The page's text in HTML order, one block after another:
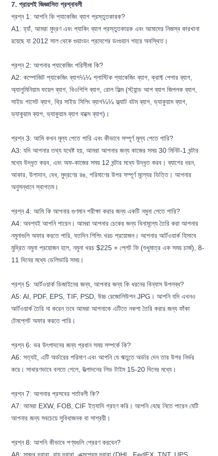
7. প্রায়শই জিজ্ঞাসিত প্রশ্নাবলী
প্রশ্ন 1: আপনি কি প্যাকেজিং ব্যাগ প্রস্তুতকারক?
A1: হ্যাঁ, আমরা মুদ্রণ এবং প্যাকিং ব্যাগ প্রস্তুতকারক এবং আমাদের নিজস্ব কারখানা
রয়েছে যা 2012 সাল থেকে গুয়াংডং প্রদেশের ডংগুয়ান শহরে অবস্থিত।
প্রশ্ন 2: আপনার প্যাকেজিং পরিসীমা কি?
A2: কম্পোজিট প্যাকেজিং ব্যাগ¼¼ প্লাস্টিক প্যাকেজিং ব্যাগ, ক্রাফ্ট পেপার ব্যাগ,
অ্যালুমিনিয়াম ফয়েল ব্যাগ, বিওপিপি ব্যাগ, রোল ফিল্ম (স্ট্যান্ড আপ ব্যাগ জিপলক ব্যাগ,
সাইড গাসেট ব্যাগ, থ্রি সাইড সিলিং ব্যাগ¼¼ ফ্ল্যাট বটম ব্যাগ, ভ্যাকুয়াম ব্যাগ,
ভ্যাকুয়াম ব্যাগ, ভ্যাকুয়াম ব্যাগ বাক্সে ব্যাগ)।
প্রশ্ন 3: আমি কখন মূল্য পেতে পারি এবং কীভাবে সম্পূর্ণ মূল্য পেতে পারি?
A3: যদি আপনার তথ্য যথেষ্ট হয়, আমরা আপনার জন্য কাজের সময় 30 মিনিট-1 ঘন্টার
মধ্যে উদ্ধৃত করব, এবং অফ-কাজের সময় 12 ঘন্টার মধ্যে উদ্ধৃত করব। ব্যাগের ধরন,
আকার, উপাদান, বেধ, মুদ্রণের রঙ, পরিমাণের উপর সম্পূর্ণ মূল্যের ভিত্তি। আপনার
অনুসন্ধানে স্বাগতম।
প্রশ্ন 4: আমি কি আপনার গুণমান পরীক্ষা করার জন্য একটি নমুনা পেতে পারি?
A4: অবশ্যই আপনি পারেন। আমরা আপনার চেকের জন্য বিনামূল্যে তৈরি করা আপনার
নমুনাগুলি অফার করতে পারি, যতদিন শিপিং খরচ প্রয়োজন। আপনার আর্টওয়ার্ক হিসাবে
মুদ্রিত নমুনা প্রয়োজন হলে, নমুনা খরচ $225 + প্লেট ফি (শুধুমাত্র এক সময় চার্জ), 8-
11 দিনের মধ্যে ডেলিভারি সময়।
প্রশ্ন 5: আর্টওয়ার্ক ডিজাইনের জন্য, আপনার জন্য কি ধরনের বিন্যাস উপলব্ধ?
A5: AI, PDF, EPS, TIF, PSD, উচ্চ রেজোলিউশন JPG। আপনি যদি এখনও
আর্টওয়ার্ক তৈরি না করেন তবে আমরা আপনাকে এটিতে নকশা তৈরি করার জন্য ফাঁকা
টেমপ্লেট অফার করতে পারি।
প্রশ্ন 6: ভর উৎপাদনের জন্য প্রধান সময় সম্পর্কে কি?
A6: সত্যই, এটি অর্ডারের পরিমাণ এবং আপনি যে ঋতুতে অর্ডার দেন তার উপর নির্ভর
করে। সাধারণভাবে বলতে গেলে, উত্পাদনের লিড টাইম 15-20 দিনের মধ্যে।
প্রশ্ন 7: আপনার প্রসবের শর্তাবলী কি?
A7: আমরা EXW, FOB, CIF ইত্যাদি গ্রহণ করি। আপনি বেছে নিতে পারেন যেটি
আপনার জন্য সবচেয়ে সুবিধাজনক বা সাশ্রয়ী।
প্রশ্ন 8: আপনি কীভাবে পণ্যগুলি প্রেরণ করবেন?